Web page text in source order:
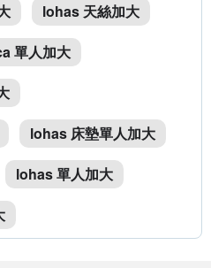
lohas 天絲加大
單人加大
lohas 床墊單人加大
lohas 單人加大